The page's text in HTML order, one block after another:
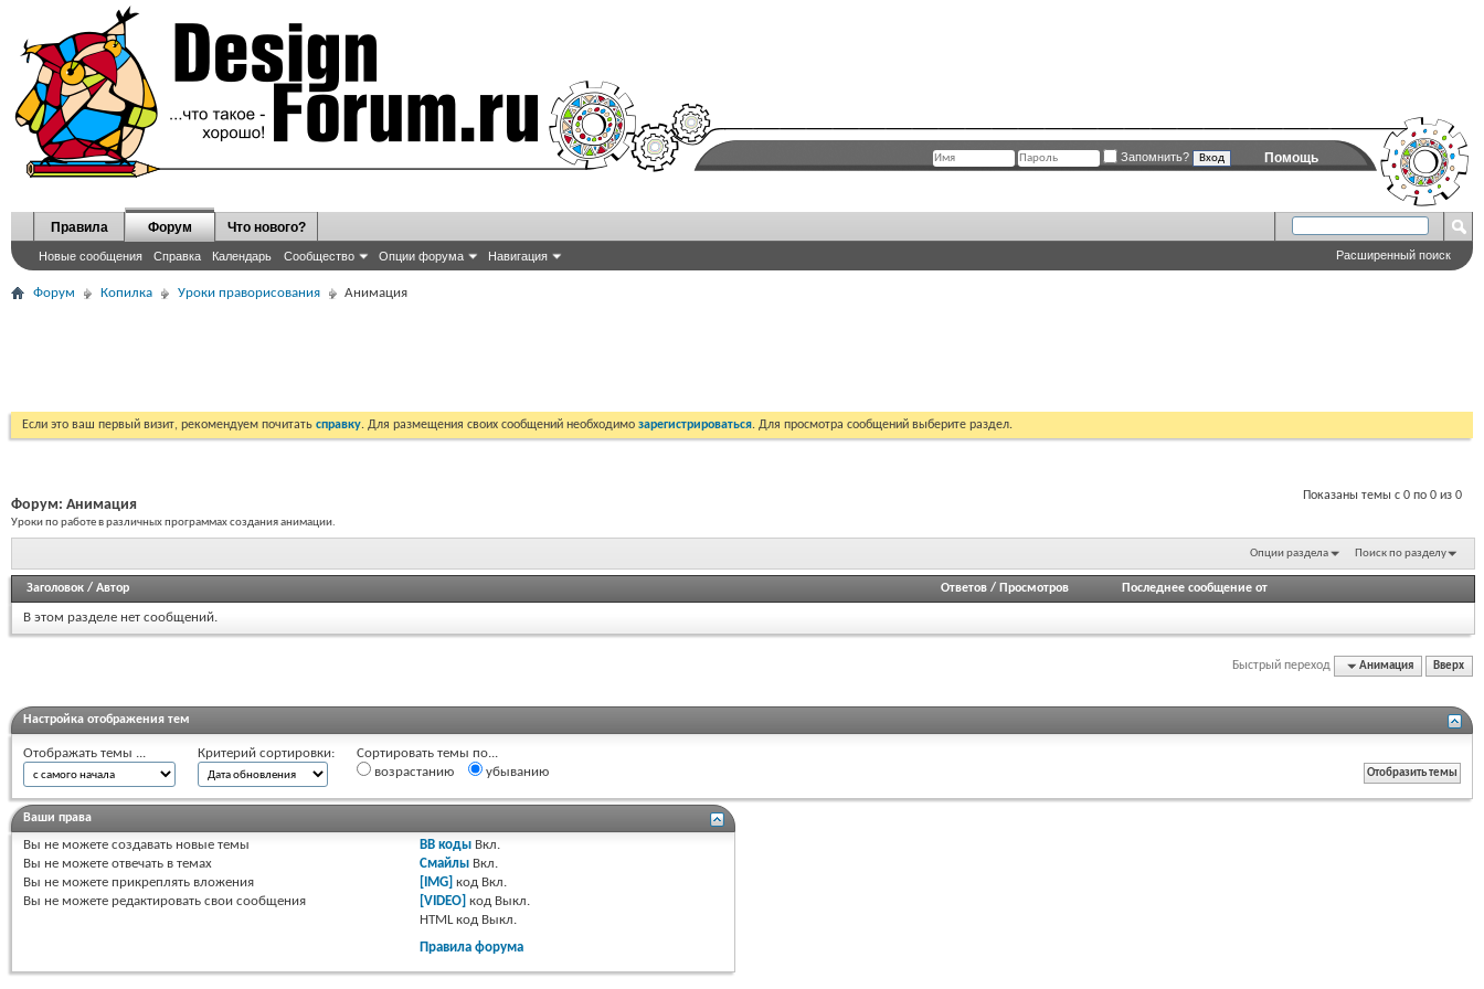
Помощь
Запомнить?
Правила Форум
Новые сообщения Справка Календарь Сообщество Опции форума Навигация
Что нового?
Расширенный поиск
Форум Копилка Уроки праворисования Анимация
Если это ваш первый визит, рекомендуем почитать справку. Для размещения своих сообщений необходимо зарегистрироваться. Для просмотра сообщений выберите раздел.
Показаны темы с 0 по 0 из 0
Форум: Анимация
Уроки по работе в различных программах создания анимации.
Опции раздела Поиск по разделу
Заголовок / Автор Ответов / Просмотров Последнее сообщение от
В этом разделе нет сообщений.
Быстрый переход Анимация Вверх
Настройка отображения тем
Отображать темы ... Критерий сортировки:
Сортировать темы по...
возрастанию
убыванию
Ваши права
Вы не можете создавать новые темы
Вы не можете отвечать в темах
Вы не можете прикреплять вложения
Вы не можете редактировать свои сообщения
BB коды Вкл.
Смайлы Вкл.
[IMG] код Вкл.
[VIDEO] код Выкл.
HTML код Выкл.
Правила форума